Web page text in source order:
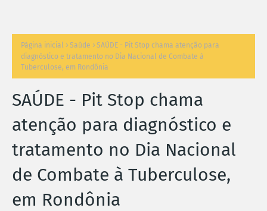
Página inicial Saúde
SAÚDE - Pit Stop chama atenção para
diagnóstico e tratamento no Dia Nacional de Combate à
Tuberculose, em Rondônia
SAÚDE - Pit Stop chama
atenção para diagnóstico e
tratamento no Dia Nacional
de Combate à Tuberculose,
em Rondônia